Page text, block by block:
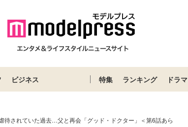
ビジネス 特集 ランキング ドラマ
待されていた過去…父と再会「グッド・ドクター」＜第6話あら